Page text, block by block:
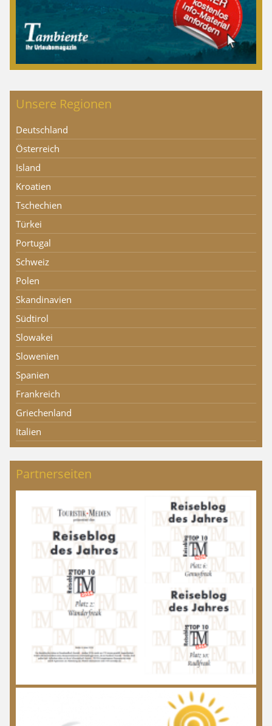
Unsere Regionen
Deutschland
Österreich
Island
Kroatien
Tschechien
Türkei
Portugal
Schweiz
Polen
Skandinavien
Südtirol
Slowakei
Slowenien
Spanien
Frankreich
Griechenland
Italien
Partnerseiten